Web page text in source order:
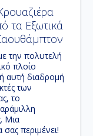
τα Εξωτικά
την πολυτελή
πλοίο
αυτή διαδρομή
των
, το
Μια
σας περιμένει!